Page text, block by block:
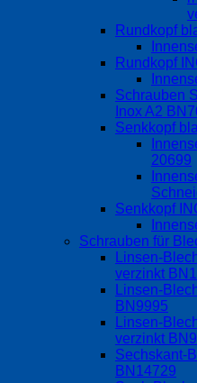
Rundkopf
Rundkopf
Schrauben
Inox A2
Senkkopf
20699
Senkkopf
Schrauben für
Linsen-
verzinkt
Linsen-
BN9995
Linsen-
verzinkt
Sechskant-
BN14729